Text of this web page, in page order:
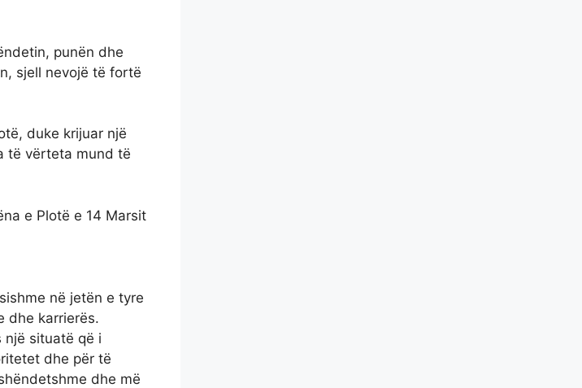
punën dhe
sjell nevojë të fortë
duke krijuar një
të vërteta mund të
e Plotë e 14 Marsit
në jetën e tyre
dhe karrierës.
një situatë që i
dhe për të
dhe më